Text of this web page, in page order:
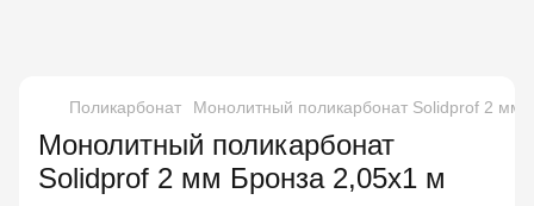
Поликарбонат Монолитный поликарбонат Solidprof 2 мм
Монолитный поликарбонат
Solidprof 2 мм Бронза 2,05x1 м